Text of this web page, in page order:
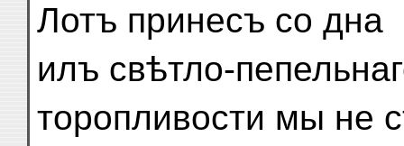
Лотъ принесъ со дна
илъ свѣтло-
торопливости мы не